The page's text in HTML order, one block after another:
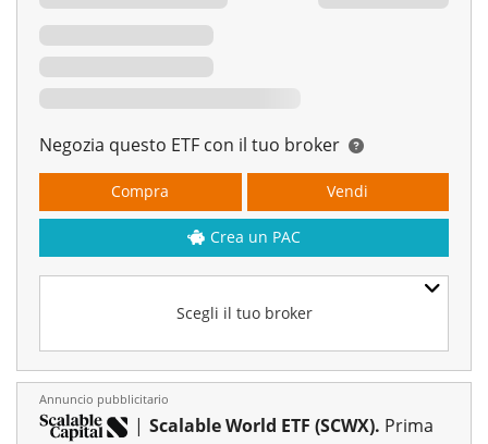
Negozia questo ETF con il tuo broker
Scegli il tuo broker
Compra Vendi
Crea un PAC
Annuncio pubblicitario
| Scalable World ETF (SCWX). Prima